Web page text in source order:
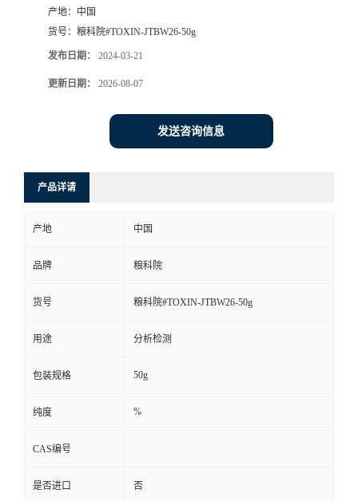
产地： 中国
货号： 粮科院#TOXIN-JTBW26-50g
发布日期： 2024-03-21
更新日期： 2026-08-07
发送咨询信息
产品详请
产地 中国
品牌 粮科院
货号 粮科院#TOXIN-JTBW26-50g
用途 分析检测
包装规格 50g
纯度 %
CAS编号
是否进口 否